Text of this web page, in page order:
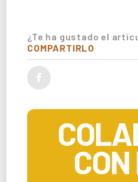
¿Te ha gustado el
COMPARTIRLO